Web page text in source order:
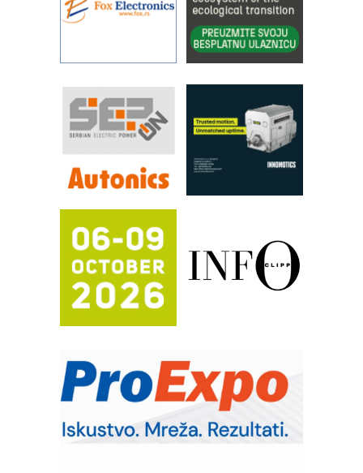
STAUFF – Komponente koje
povećavaju pouzdanost hidrauličkih
pouzdanost u transferu fluida
Filtration Group Industrial – Napredna
rešenja za filtraciju u hidrauličkim i
procesnim sistemima
RILINEX kompanije Rittal
FANUC: Najbolje za vašu pametnu
Efikasno upravljanje energijom
Automatizacija pakovanja · Display
(Shelf-Ready) omotnice
Potpuna efikasnost bez složenih
sistema
Trajna oznaka kao dugoročna korist
IB BLUMENAUER - više od 40 godina
poverenja u industriji
RMQ-TITAN ADVANCED INDICATOR
– Pametna signalizacija za efikasnije
upravljanje mašinama